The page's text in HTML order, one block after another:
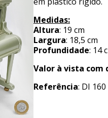
Medidas:
Altura: 19 cm
Largura: 18,5 cm
Profundidade: 14
Valor à vista com
Referência: DI 160